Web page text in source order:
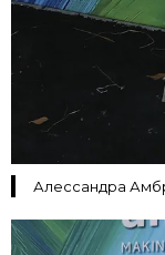
Алессандра